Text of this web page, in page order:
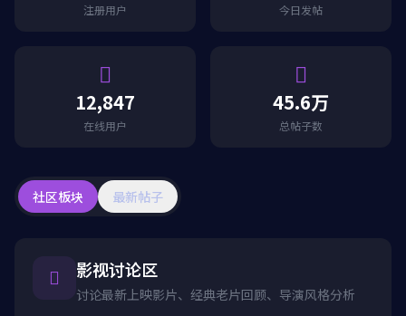
注册用户 今日发帖
12,847
在线用户
45.6万
总帖子数
社区板块 最新帖子
影视讨论区
讨论最新上映影片、经典老片回顾、导演风格分析